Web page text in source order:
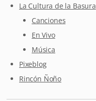
La Cultura de la Basura
Canciones
En Vivo
Música
Pixeblog
Rincón Ñoño